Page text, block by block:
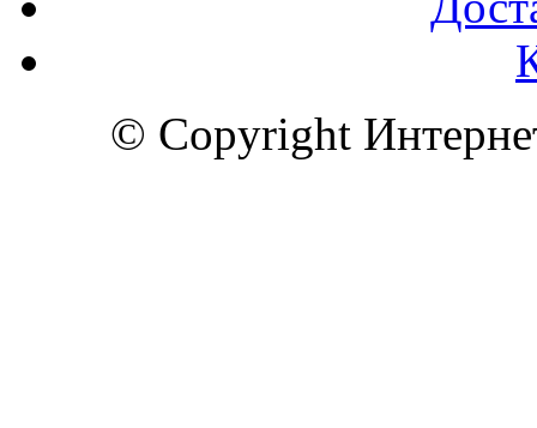
© Copyright